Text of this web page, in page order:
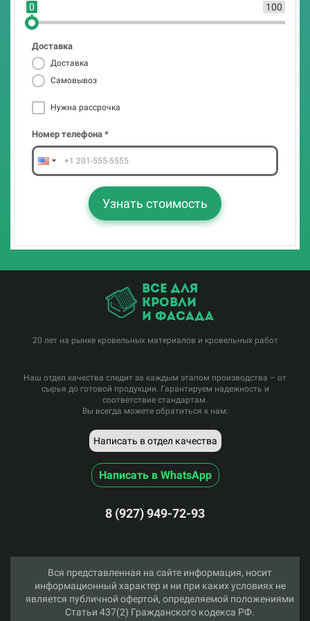
100
0
Доставка
Доставка
Самовывоз
Нужна рассрочка
Номер телефона *
Узнать стоимость
Нужна рассрочка
Номер телефона *
Узнать стоимость
все для
кровли
и фасада
20 лет на рынке кровельных материалов и кровельных работ
Наш отдел качества следит за каждым этапом производства – от
сырья до готовой продукции. Гарантируем надежность и
соответствие стандартам.
Вы всегда можете обратиться к нам:
Написать в отдел качества
Написать в WhatsApp
8 (927) 949-72-93
Вся представленная на сайте информация, носит
информационный характер и ни при каких условиях не
является публичной офертой, определяемой положениями
Статьи 437(2) Гражданского кодекса РФ.